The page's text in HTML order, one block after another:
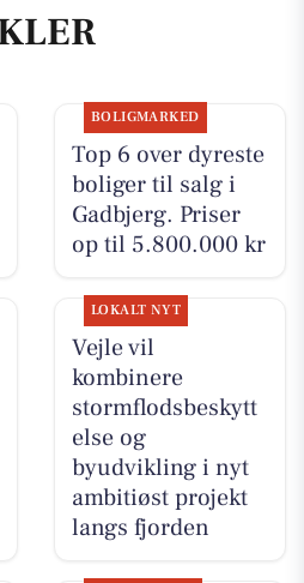
BOLIGMARKED
Top 6 over dyreste
boliger til salg i
Gadbjerg. Priser
op til 5.800.000 kr
LOKALT NYT
Vejle vil
kombinere
stormflodsbeskytt
else og
byudvikling i nyt
ambitiøst projekt
langs fjorden